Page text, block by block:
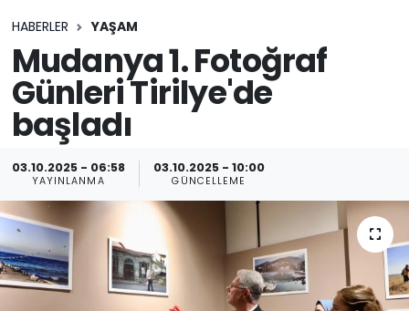
HABERLER YAŞAM
Mudanya 1. Fotoğraf
Günleri Tirilye'de
başladı
03.10.2025 - 06:58
YAYINLANMA
03.10.2025 - 10:00
GÜNCELLEME
Son Dakika Haberleri
Haber Arşivi